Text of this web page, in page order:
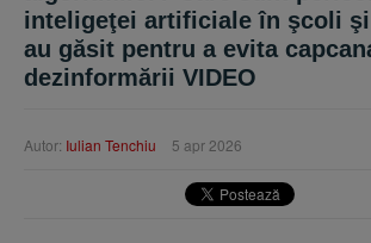
inteligeţei artificiale în şcoli
au găsit pentru a evita
dezinformării VIDEO
Autor: Iulian Tenchiu 5 apr 2026